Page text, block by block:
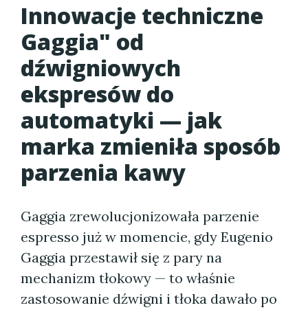
Innowacje techniczne
Gaggia" od
dźwigniowych
ekspresów do
automatyki — jak
marka zmieniła sposób
parzenia kawy
Gaggia zrewolucjonizowała parzenie
espresso już w momencie, gdy Eugenio
Gaggia przestawił się z pary na
mechanizm tłokowy — to właśnie
zastosowanie dźwigni i tłoka dawało po